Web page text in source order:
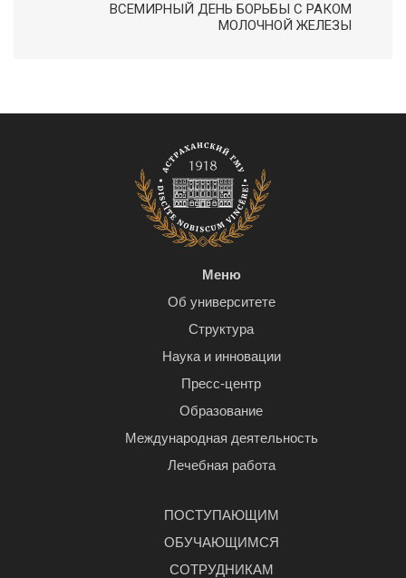
ВСЕМИРНЫЙ ДЕНЬ БОРЬБЫ С РАКОМ
МОЛОЧНОЙ ЖЕЛЕЗЫ
Меню
Об университете
Структура
Наука и инновации
Пресс-центр
Образование
Международная деятельность
Лечебная работа
ПОСТУПАЮЩИМ
ОБУЧАЮЩИМСЯ
СОТРУДНИКАМ